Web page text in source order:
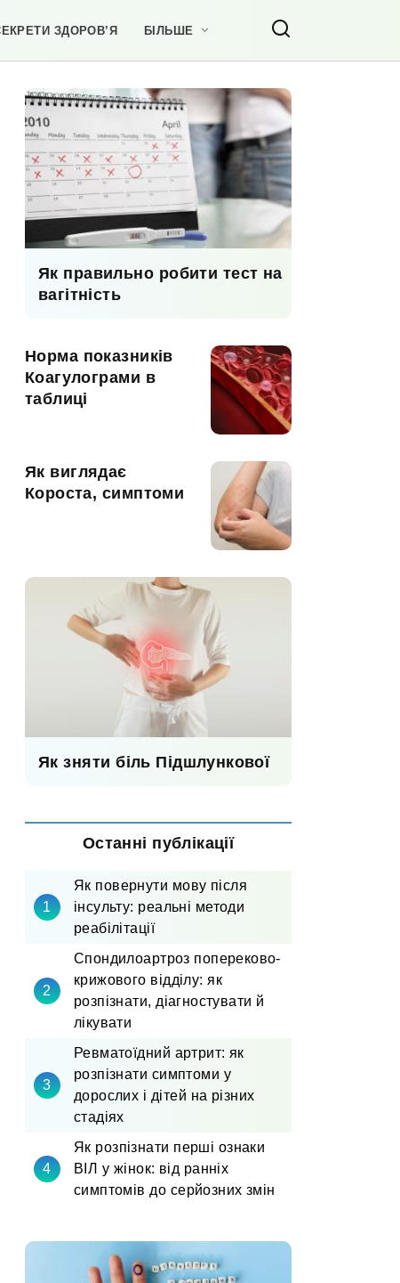
ЗДОРОВ’Я БІЛЬШЕ
Як правильно робити тест на
вагітність
Норма показників
Коагулограми в
таблиці
Як виглядає
Короста, симптоми
Як зняти біль Підшлункової
Останні публікації
Як повернути мову після
інсульту: реальні методи
реабілітації
Спондилоартроз попереково-
крижового відділу: як
розпізнати, діагностувати й
лікувати
Ревматоїдний артрит: як
розпізнати симптоми у
дорослих і дітей на різних
стадіях
Як розпізнати перші ознаки
ВІЛ у жінок: від ранніх
симптомів до серйозних змін